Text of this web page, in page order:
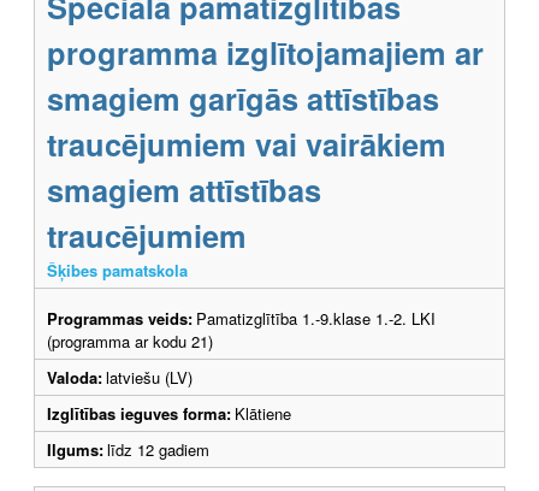
programma izglītojamajiem ar
smagiem garīgās attīstības
traucējumiem vai vairākiem
smagiem attīstības
traucējumiem
Šķibes pamatskola
Programmas veids: Pamatizglītība 1.-9.klase 1.-2. LKI
(programma ar kodu 21)
Valoda:latviešu (LV)
Izglītības ieguves forma: Klātiene
Ilgums:līdz 12 gadiem